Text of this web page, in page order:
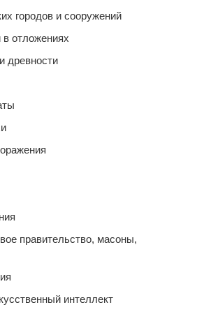
городов и сооружений
отложениях
древности
правительство, масоны,
интеллект